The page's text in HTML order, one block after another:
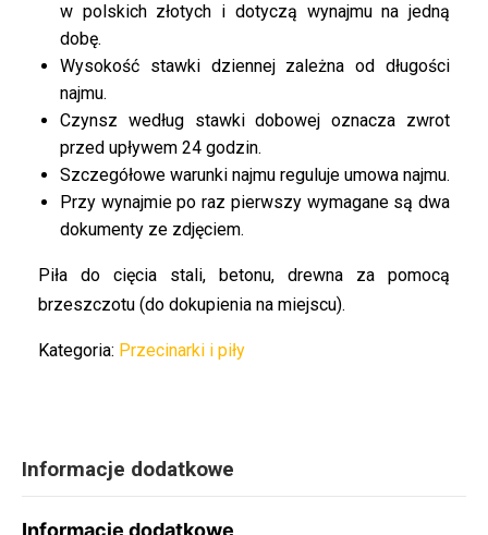
w polskich złotych i dotyczą wynajmu na jedną
dobę.
Wysokość stawki dziennej zależna od długości
najmu.
Czynsz według stawki dobowej oznacza zwrot
przed upływem 24 godzin.
Szczegółowe warunki najmu reguluje umowa najmu.
Przy wynajmie po raz pierwszy wymagane są dwa
dokumenty ze zdjęciem.
Piła do cięcia stali, betonu, drewna za pomocą
brzeszczotu (do dokupienia na miejscu).
Kategoria: Przecinarki i piły
Informacje dodatkowe
Informacje dodatkowe